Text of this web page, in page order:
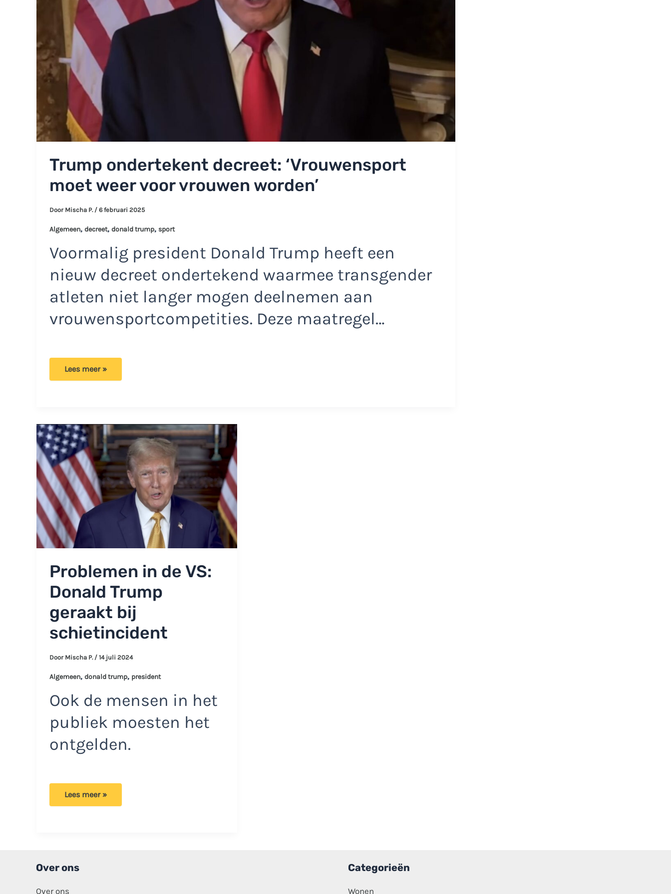
Trump ondertekent decreet: ‘Vrouwensport
moet weer voor vrouwen worden’
Door Mischa P. / 6 februari 2025
Algemeen, decreet, donald trump, sport
Voormalig president Donald Trump heeft een
nieuw decreet ondertekend waarmee transgender
atleten niet langer mogen deelnemen aan
vrouwensportcompetities. Deze maatregel…
Trump
vrouwen
worden’
Lees meer »
Problemen in de VS:
Donald Trump
geraakt bij
schietincident
Door Mischa P. / 14 juli 2024
Algemeen, donald trump, president
Ook de mensen in het
publiek moesten het
ontgelden.
Problemen
Lees meer »
Over ons
Over ons
Categorieën
Wonen